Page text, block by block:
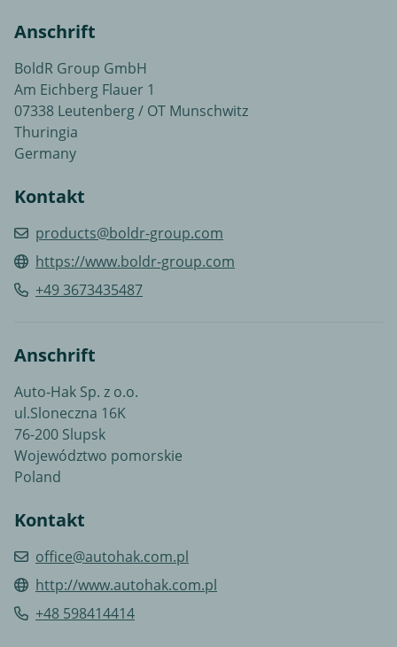
Anschrift
BoldR Group GmbH
Am Eichberg Flauer 1
07338 Leutenberg / OT Munschwitz
Thuringia
Germany
Kontakt
products@boldr-group.com
https://www.boldr-group.com
+49 3673435487
Anschrift
Auto-Hak Sp. z o.o.
ul.Sloneczna 16K
76-200 Slupsk
Województwo pomorskie
Poland
Kontakt
office@autohak.com.pl
http://www.autohak.com.pl
+48 598414414